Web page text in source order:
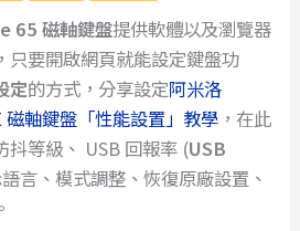
65 磁軸鍵盤提供軟體以及瀏覽器
只要開啟網頁就能設定鍵盤功
定的方式，分享設定阿米洛
軸鍵盤「性能設置」教學 ，在此
抖等級、 USB 回報率 (USB
言、模式調整、恢復原廠設置、